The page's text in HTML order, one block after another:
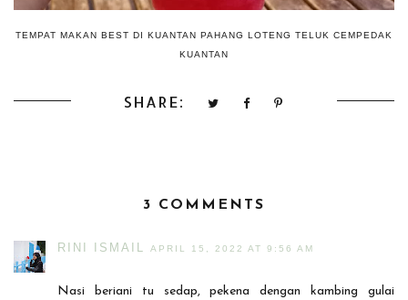
TEMPAT MAKAN BEST DI KUANTAN PAHANG LOTENG TELUK CEMPEDAK
KUANTAN
SHARE:
3 COMMENTS
RINI ISMAIL APRIL 15, 2022 AT 9:56 AM
Nasi beriani tu sedap, pekena dengan kambing gulai